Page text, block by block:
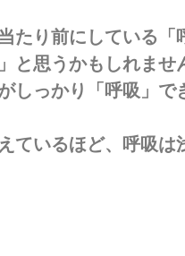
たり前にしている「
と思うかもしれませ
しっかり「呼吸」で
ているほど、呼吸は